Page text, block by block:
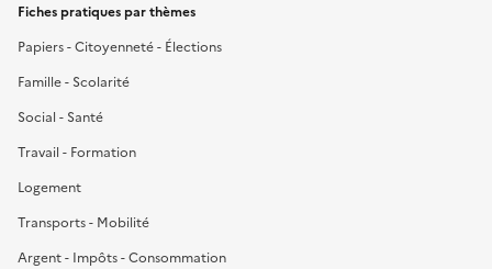
Fiches pratiques par thèmes
Papiers - Citoyenneté - Élections
Famille - Scolarité
Social - Santé
Travail - Formation
Logement
Transports - Mobilité
Argent - Impôts - Consommation